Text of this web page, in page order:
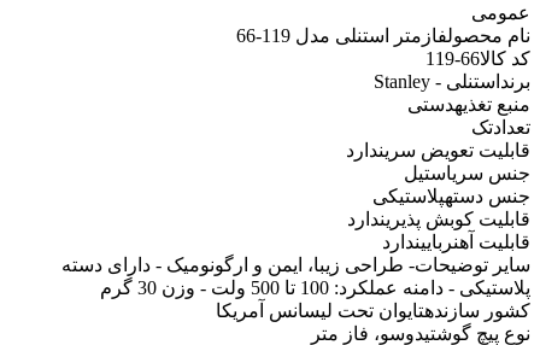
عمومی
نام محصولفازمتر استنلی مدل 119-66
کد کالا66-119
برند استنلی - Stanley
منبع تغذیهدستی
تعدادتک
قابلیت تعویض سریندارد
جنس سریاستیل
جنس دستهپلاستیکی
قابلیت کوبش پذیریندارد
قابلیت آهنرباییندارد
سایر توضیحات- طراحی زیبا، ایمن و ارگونومیک - دارای دسته
پلاستیکی - دامنه عملکرد: 100 تا 500 ولت - وزن 30 گرم
کشور سازندهتایوان تحت لیسانس آمریکا
نوع پیچ گوشتیدوسو، فاز متر